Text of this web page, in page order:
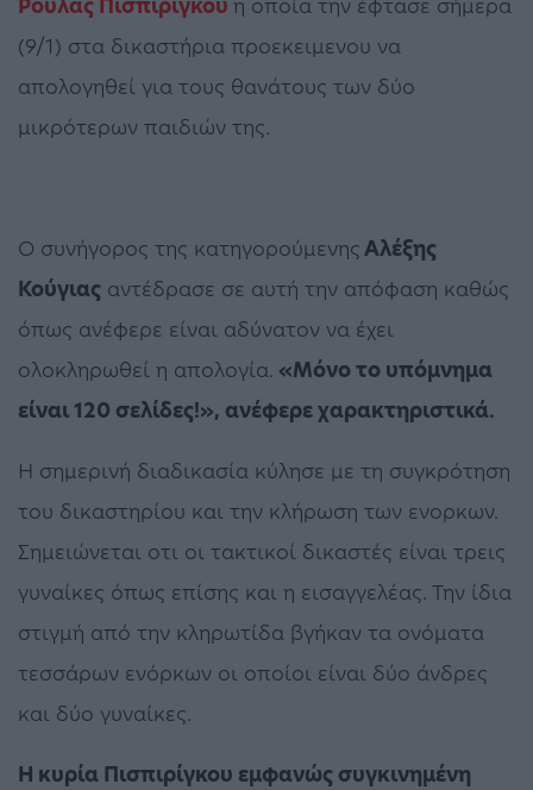
Ρούλας Πισπιρίγκου η οποία την έφτασε σήμερα
(9/1) στα δικαστήρια προεκειμενου να
απολογηθεί για τους θανάτους των δύο
μικρότερων παιδιών της.
Ο συνήγορος της κατηγορούμενηςΑλέξης
Κούγιας αντέδρασε σε αυτή την απόφαση καθώς
όπως ανέφερε είναι αδύνατον να έχει
ολοκληρωθεί η απολογία. «Μόνο το υπόμνημα
είναι 120 σελίδες!», ανέφερε χαρακτηριστικά.
Η σημερινή διαδικασία κύλησε με τη συγκρότηση
του δικαστηρίου και την κλήρωση των ενορκων.
Σημειώνεται οτι οι τακτικοί δικαστές είναι τρεις
γυναίκες όπως επίσης και η εισαγγελέας. Την ίδια
στιγμή από την κληρωτίδα βγήκαν τα ονόματα
τεσσάρων ενόρκων οι οποίοι είναι δύο άνδρες
και δύο γυναίκες.
Η κυρία Πισπιρίγκου εμφανώς συγκινημένη